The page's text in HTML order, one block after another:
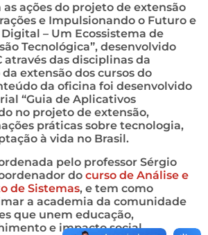
ações do projeto de extensão
e Impulsionando o Futuro e
– Um Ecossistema de
Tecnológica”, desenvolvido
através das disciplinas da
extensão dos cursos do
da oficina foi desenvolvido
“Guia de Aplicativos
no projeto de extensão,
práticas sobre tecnologia,
à vida no Brasil.
pelo professor Sérgio
do curso de Análise e
de Sistemas, e tem como
a academia da comunidade
que unem educação,
e impacto social.